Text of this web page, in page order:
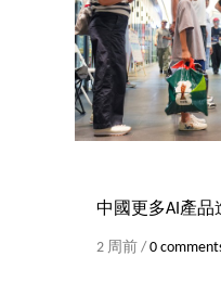
中國更多AI產品
2 周前 /0